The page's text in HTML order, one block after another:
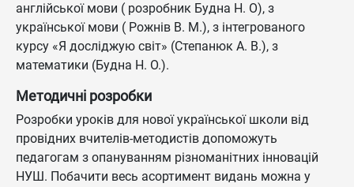
англійської мови ( розробник Будна Н. О), з
української мови ( Рожнів В. М.), з інтегрованого
курсу «Я досліджую світ» (Степанюк А. В.), з
математики (Будна Н. О.).
Методичні розробки
Розробки уроків для нової української школи від
провідних вчителів-методистів допоможуть
педагогам з опануванням різноманітних інновацій
НУШ. Побачити весь асортимент видань можна у